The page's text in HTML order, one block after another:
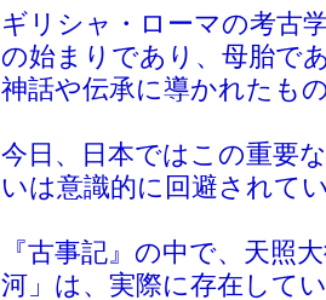
ギリシャ・ローマの考古
の始まりであり、母胎で
神話や伝承に導かれたも
今日、日本ではこの重要
いは意識的に回避されて
『古事記』の中で、天照
河」は、実際に存在して